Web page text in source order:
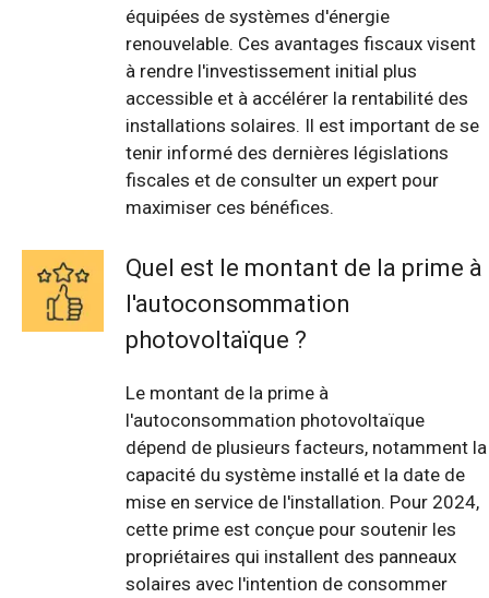
équipées de systèmes d'énergie
renouvelable. Ces avantages fiscaux visent
à rendre l'investissement initial plus
accessible et à accélérer la rentabilité des
installations solaires. Il est important de se
tenir informé des dernières législations
fiscales et de consulter un expert pour
maximiser ces bénéfices.
Quel est le montant de la prime à
l'autoconsommation
photovoltaïque ?
Le montant de la prime à
l'autoconsommation photovoltaïque
dépend de plusieurs facteurs, notamment la
capacité du système installé et la date de
mise en service de l'installation. Pour 2024,
cette prime est conçue pour soutenir les
propriétaires qui installent des panneaux
solaires avec l'intention de consommer